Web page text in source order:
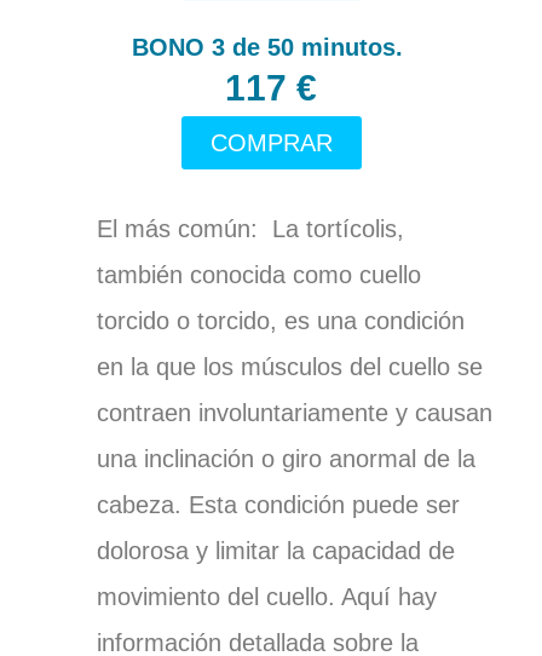
BONO 3 de 50 minutos.
117 €
COMPRAR
El más común: La tortícolis,
también conocida como cuello
torcido o torcido, es una condición
en la que los músculos del cuello se
contraen involuntariamente y causan
una inclinación o giro anormal de la
cabeza. Esta condición puede ser
dolorosa y limitar la capacidad de
movimiento del cuello. Aquí hay
información detallada sobre la